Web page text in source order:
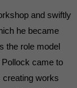
and swiftly
he became
the role model
came to
creating works